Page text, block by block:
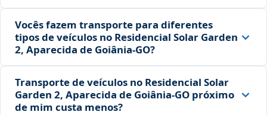
Vocês fazem transporte para diferentes
tipos de veículos no Residencial Solar Garden
2, Aparecida de Goiânia‑GO?
Transporte de veículos no Residencial Solar
Garden 2, Aparecida de Goiânia‑GO próximo
de mim custa menos?